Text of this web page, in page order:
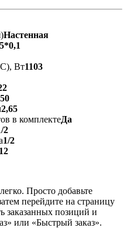
Настенная
Вт1103
2,65
в комплектеДа
2
1/2
Просто добавьте
перейдите на страницу
заказанных позиций и
или «Быстрый заказ».